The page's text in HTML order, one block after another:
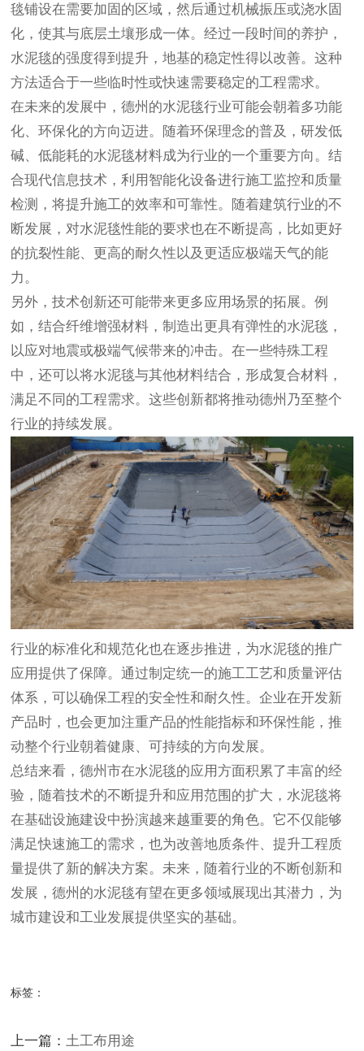
毯铺设在需要加固的区域，然后通过机械振压或浇水固
化，使其与底层土壤形成一体。经过一段时间的养护，
水泥毯的强度得到提升，地基的稳定性得以改善。这种
方法适合于一些临时性或快速需要稳定的工程需求。
在未来的发展中，德州的水泥毯行业可能会朝着多功能
化、环保化的方向迈进。随着环保理念的普及，研发低
碱、低能耗的水泥毯材料成为行业的一个重要方向。结
合现代信息技术，利用智能化设备进行施工监控和质量
检测，将提升施工的效率和可靠性。随着建筑行业的不
断发展，对水泥毯性能的要求也在不断提高，比如更好
的抗裂性能、更高的耐久性以及更适应极端天气的能
力。
另外，技术创新还可能带来更多应用场景的拓展。例
如，结合纤维增强材料，制造出更具有弹性的水泥毯，
以应对地震或极端气候带来的冲击。在一些特殊工程
中，还可以将水泥毯与其他材料结合，形成复合材料，
满足不同的工程需求。这些创新都将推动德州乃至整个
行业的持续发展。
行业的标准化和规范化也在逐步推进，为水泥毯的推广
应用提供了保障。通过制定统一的施工工艺和质量评估
体系，可以确保工程的安全性和耐久性。企业在开发新
产品时，也会更加注重产品的性能指标和环保性能，推
动整个行业朝着健康、可持续的方向发展。
总结来看，德州市在水泥毯的应用方面积累了丰富的经
验，随着技术的不断提升和应用范围的扩大，水泥毯将
在基础设施建设中扮演越来越重要的角色。它不仅能够
满足快速施工的需求，也为改善地质条件、提升工程质
量提供了新的解决方案。未来，随着行业的不断创新和
发展，德州的水泥毯有望在更多领域展现出其潜力，为
城市建设和工业发展提供坚实的基础。
标签：
上一篇：土工布用途